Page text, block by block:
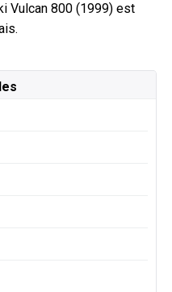
Vulcan 800 (1999) est